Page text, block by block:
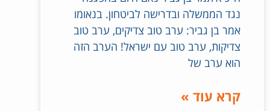
נגד הממשלה ובדרישה לביטחון. בנאומו
אמר בן גביר: ערב טוב צדיקים, ערב טוב
צדיקות, ערב טוב עם ישראל! הערב הזה
הוא ערב של
קרא עוד »